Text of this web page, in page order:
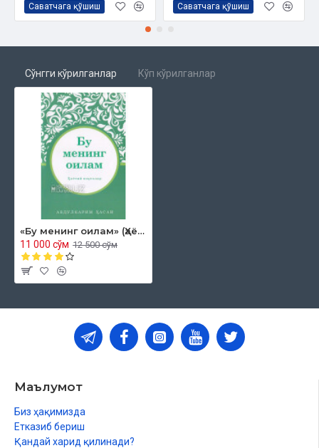
Саватчага қўшиш Саватчага қўшиш
Сўнгги кўрилганлар Кўп кўрилганлар
«Бу менинг оилам» (Ҳаётий воқеалар)
11 000 сўм 12 500 сўм
Маълумот
Биз ҳақимизда
Етказиб бериш
Қандай харид қилинади?